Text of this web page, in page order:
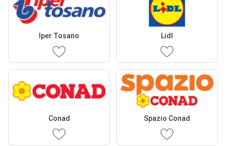
Iper Tosano Lidl
Conad Spazio Conad